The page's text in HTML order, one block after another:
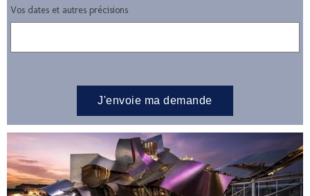
Vos dates et autres précisions